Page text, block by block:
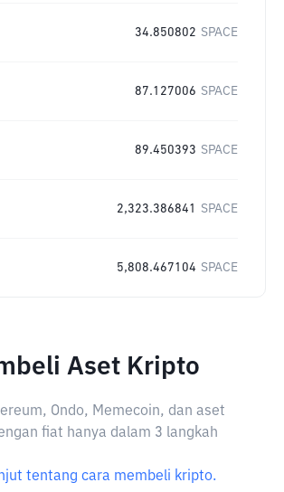
34.850802 SPACE
87.127006 SPACE
89.450393 SPACE
2,323.386841 SPACE
5,808.467104 SPACE
Aset Kripto
Ondo, Memecoin, dan aset
fiat hanya dalam 3 langkah
tentang cara membeli kripto.